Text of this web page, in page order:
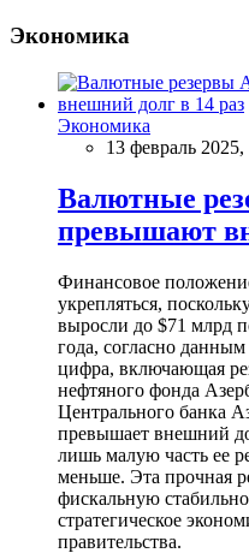
Экономика
Экономика
13 февраль 2025,
Валютные
превышают
Финансовое
укрепляться,
выросли до $71 млрд
года, согласно
цифра, включающая
нефтяного фонда
Центрального банка
превышает внешний
лишь малую часть ее
меньше. Эта прочная
фискальную
стратегическое
правительства.